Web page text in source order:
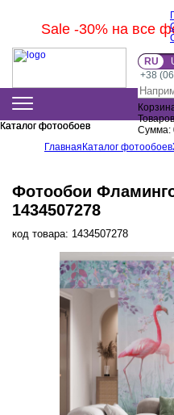
Sale -30% на все
RU
+38
Сумма:
Каталог фотообоев
Каталог фотообоев
Главная Каталог фотообоев
Фотообои
1434507278
код товара: 1434507278